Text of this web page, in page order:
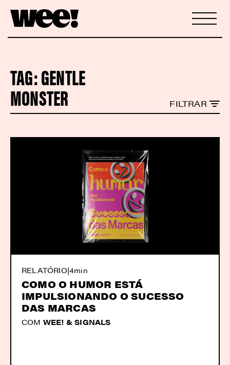
TAG:GENTLE
MONSTER FILTRAR
RELATÓRIO|4min
COMO O HUMOR ESTÁ
IMPULSIONANDO O SUCESSO
DAS MARCAS
COM WEE! & SIGNALS